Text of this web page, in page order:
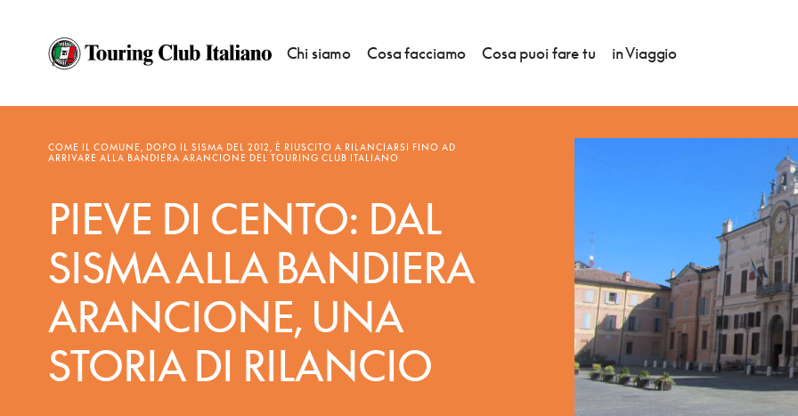
Chi siamo Cosa facciamo Cosa puoi fare tu in Viaggio
COME IL COMUNE, DOPO IL SISMA DEL 2012, È RIUSCITO A RILANCIARSI FINO AD
ARRIVARE ALLA BANDIERA ARANCIONE DEL TOURING CLUB ITALIANO
PIEVE DI CENTO: DAL
SISMA ALLA BANDIERA
ARANCIONE, UNA
STORIA DI RILANCIO